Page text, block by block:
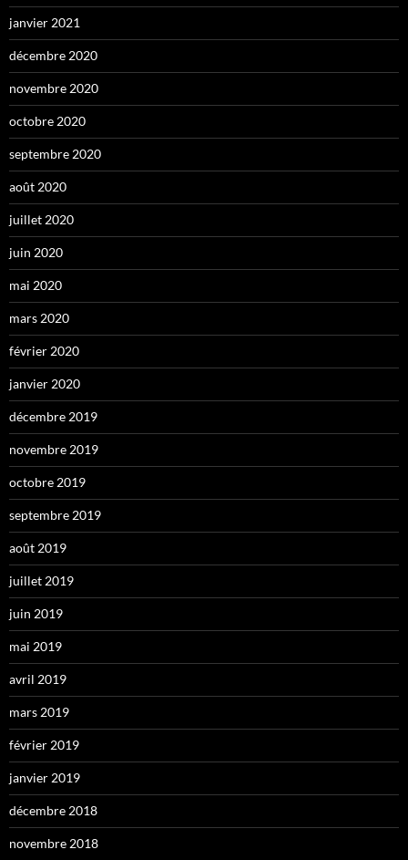
janvier 2021
décembre 2020
novembre 2020
octobre 2020
septembre 2020
août 2020
juillet 2020
juin 2020
mai 2020
mars 2020
février 2020
janvier 2020
décembre 2019
novembre 2019
octobre 2019
septembre 2019
août 2019
juillet 2019
juin 2019
mai 2019
avril 2019
mars 2019
février 2019
janvier 2019
décembre 2018
novembre 2018